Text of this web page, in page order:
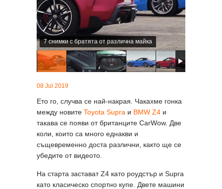
7 снимки с братята от различна майка
08 Jul 2019
Ето го, случва се най-накрая. Чакахме гонка
между новите Toyota Supra и BMW Z4 и
такава се появи от британците CarWow. Две
коли, които са много еднакви и
същевременно доста различни, както ще се
убедите от видеото.
На старта застават Z4 като роудстър и Supra
като класическо спортно купе. Двете машини